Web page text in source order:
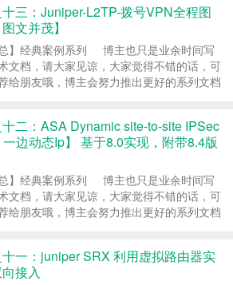
谢谢大家的支持，更多技术文章尽在网络之
，http://ccieh3c.com 。 ……
三：Juniper-L2TP-拨号VPN全程图
文并茂】
总】经典案例系列 博主也只是业余时间写
文档，请大家见谅，大家觉得不错的话，可
给朋友哦，博主会努力推出更好的系列文档
谢谢大家的支持，更多技术文章尽在网络之
，http://ccieh3c.com 。 …… 继续阅读 »
二：ASA Dynamic site-to-site IPSec
边动态Ip】 基于8.0实现，附带8.4版
总】经典案例系列 博主也只是业余时间写
文档，请大家见谅，大家觉得不错的话，可
给朋友哦，博主会努力推出更好的系列文档
谢谢大家的支持，更多技术文章尽在网络之
，http://ccieh3c.com 。 ……
一：juniper SRX 利用虚拟路由器实
接入